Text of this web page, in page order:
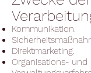
Kommunikation.
Direktmarketing.
Organisations- und